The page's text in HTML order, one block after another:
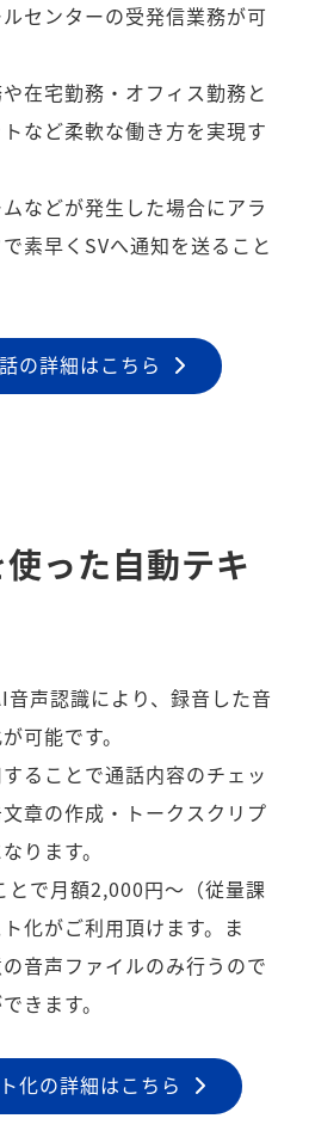
センターの受発信業務が可
在宅勤務・オフィス勤務と
など柔軟な働き方を実現す
などが発生した場合にアラ
素早くSVへ通知を送ること
の詳細はこちら
った自動テキ
声認識により、録音した音
可能です。
ることで通話内容のチェッ
章の作成・トークスクリプ
ります。
で月額2,000円〜（従量課
化がご利用頂けます。ま
音声ファイルのみ行うので
きます。
化の詳細はこちら